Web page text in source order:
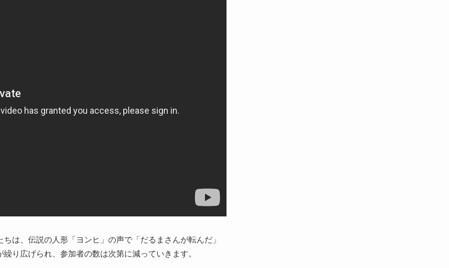
は、伝説の人形「ヨンヒ」の声で「だるまさんが転んだ」
り広げられ、参加者の数は次第に減っていきます。